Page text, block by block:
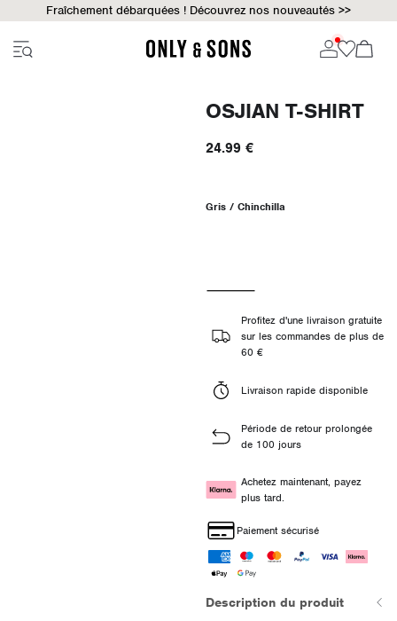
Fraîchement débarquées ! Découvrez nos nouveautés >>
OSJIAN T-SHIRT
24.99 €
Gris / Chinchilla
Profitez d'une livraison gratuite
sur les commandes de plus de
60 €
Livraison rapide disponible
Période de retour prolongée
de 100 jours
Achetez maintenant, payez
plus tard.
Paiement sécurisé
Description du produit